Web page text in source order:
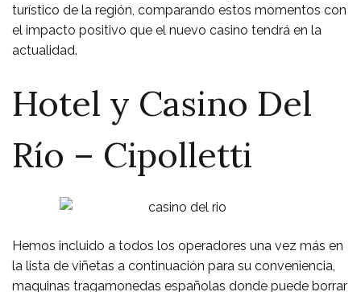
turístico de la región, comparando estos momentos con
el impacto positivo que el nuevo casino tendrá en la
actualidad.
Hotel y Casino Del
Río – Cipolletti
Hemos incluido a todos los operadores una vez más en
la lista de viñetas a continuación para su conveniencia,
maquinas tragamonedas españolas donde puede borrar